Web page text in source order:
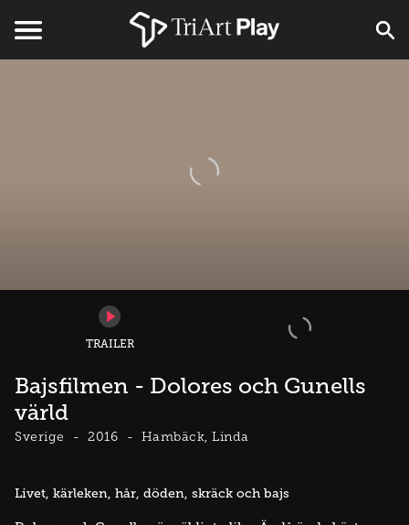
TRAILER
Bajsfilmen - Dolores och Gunells
värld
Sverige 2016 Hambäck, Linda
Livet, kärleken, hår, döden, skräck och bajs